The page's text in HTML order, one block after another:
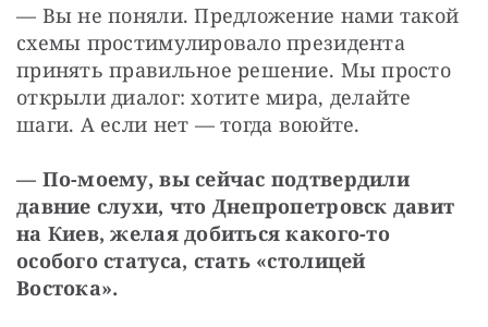
— Вы не поняли. Предложение нами такой
схемы простимулировало президента
принять правильное решение. Мы просто
открыли диалог: хотите мира, делайте
шаги. А если нет — тогда воюйте.
— По-моему, вы сейчас подтвердили
давние слухи, что Днепропетровск давит
на Киев, желая добиться какого-то
особого статуса, стать «столицей
Востока».